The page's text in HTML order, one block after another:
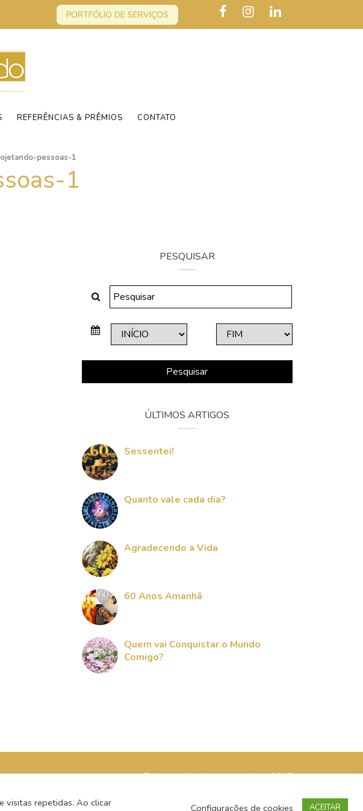
PORTFÓLIO DE SERVIÇOS
REFERÊNCIAS & PRÊMIOS CONTATO
pessoas-1
1
PESQUISAR
Pesquisar
ÚLTIMOS ARTIGOS
Sessentei!
Quanto vale cada dia?
Agradecendo a Vida
60 Anos Amanhã
Quem vai Conquistar o Mundo
Comigo?
Todos os direitos reservados - 2017
visitas repetidas. Ao clicar
Configurações de cookies ACEITAR